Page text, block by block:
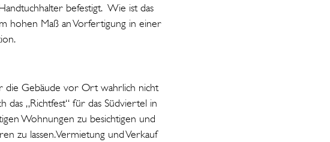
befestigt. Wie ist das
hohen Maß an Vorfertigung in einer
die Gebäude vor Ort wahrlich nicht
das „Richtfest“ für das Südviertel in
Wohnungen zu besichtigen und
zu lassen. Vermietung und Verkauf